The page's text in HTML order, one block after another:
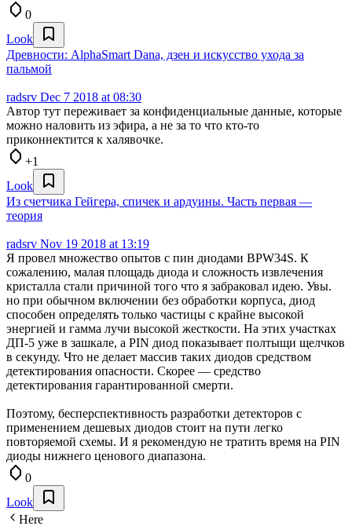
0
Look
Древности: AlphaSmart Dana, дзен и искусство ухода за
пальмой
radsrv Dec 7 2018 at 08:30
Автор тут переживает за конфиденциальные данные, которые
можно наловить из эфира, а не за то что кто-то
приконнектится к халявочке.
+1
Look
Из счетчика Гейгера, спичек и ардуины. Часть первая —
теория
radsrv Nov 19 2018 at 13:19
Я провел множество опытов с пин диодами BPW34S. К
сожалению, малая площадь диода и сложность извлечения
кристалла стали причиной того что я забраковал идею. Увы.
но при обычном включении без обработки корпуса, диод
способен определять только частицы с крайне высокой
энергией и гамма лучи высокой жесткости. На этих участках
ДП-5 уже в зашкале, а PIN диод показывает полтыщи щелчков
в секунду. Что не делает массив таких диодов средством
детектирования опасности. Скорее — средство
детектирования гарантированной смерти.
Поэтому, бесперспективность разработки детекторов с
применением дешевых диодов стоит на пути легко
повторяемой схемы. И я рекомендую не тратить время на PIN
диоды нижнего ценового диапазона.
0
Look
Here